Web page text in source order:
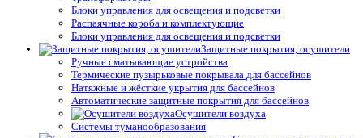
Блоки управления для освещения и подсветки
Распаячные короба и комплектующие
Блоки управления для освещения и подсветки
Защитные покрытия, осушители
Ручные сматывающие устройства
Термические пузырьковые покрывала для бассейнов
Натяжные и жёсткие укрытия для бассейнов
Автоматические защитные покрытия для бассейнов
Осушители воздуха
Системы туманообразования